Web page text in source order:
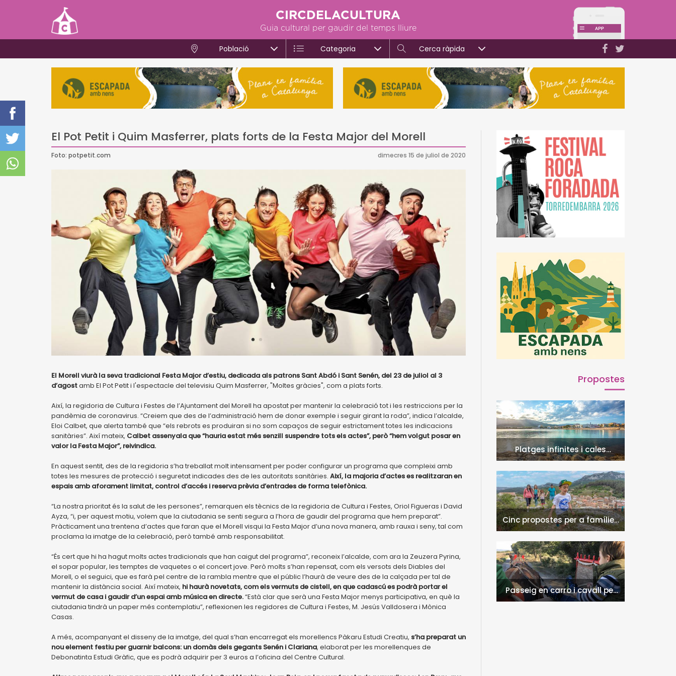
CIRCDELACULTURA
Guia cultural per gaudir del temps lliure
Població Categoria Cerca ràpida
El Pot Petit i Quim Masferrer, plats forts de la Festa Major del Morell
Foto: potpetit.com dimecres 15 de juliol de 2020
El Morell viurà la seva tradicional Festa Major d’estiu, dedicada als patrons Sant Abdó i Sant Senén, del 23 de juliol al 3
d’agostamb El Pot Petit i l'espectacle del televisiu Quim Masferrer, "Moltes gràcies", com a plats forts.
Així, la regidoria de Cultura i Festes de l’Ajuntament del Morell ha apostat per mantenir la celebració tot i les restriccions per la
pandèmia de coronavirus. “Creiem que des de l’administració hem de donar exemple i seguir girant la roda”, indica l’alcalde,
Eloi Calbet, que alerta també que “els rebrots es produiran si no som capaços de seguir estrictament totes les indicacions
sanitàries”. Així mateix, Calbet assenyala que “hauria estat més senzill suspendre tots els actes”, però “hem volgut posar en
valor la Festa Major”, reivindica.
En aquest sentit, des de la regidoria s’ha treballat molt intensament per poder configurar un programa que compleixi amb
totes les mesures de protecció i seguretat indicades des de les autoritats sanitàries. Així, la majoria d’actes es realitzaran en
espais amb aforament limitat, control d’accés i reserva prèvia d’entrades de forma telefònica.
“La nostra prioritat és la salut de les persones”, remarquen els tècnics de la regidoria de Cultura i Festes, Oriol Figueras i David
Ayza, “i, per aquest motiu, volem que la ciutadania se senti segura a l’hora de gaudir del programa que hem preparat”.
Pràcticament una trentena d’actes que faran que el Morell visqui la Festa Major d’una nova manera, amb rauxa i seny, tal com
proclama la imatge de la celebració, però també amb responsabilitat.
“És cert que hi ha hagut molts actes tradicionals que han caigut del programa”, reconeix l’alcalde, com ara la Zeuzera Pyrina,
el sopar popular, les temptes de vaquetes o el concert jove. Però molts s’han repensat, com els versots dels Diables del
Morell, o el seguici, que es farà pel centre de la rambla mentre que el públic l’haurà de veure des de la calçada per tal de
mantenir la distància social. Així mateix, hi haurà novetats, com els vermuts de cistell, en que cadascú es podrà portar el
vermut de casa i gaudir d’un espai amb música en directe.“Està clar que serà una Festa Major menys participativa, en què la
ciutadania tindrà un paper més contemplatiu”, reflexionen les regidores de Cultura i Festes, M. Jesús Valldosera i Mònica
Casas.
A més, acompanyant el disseny de la imatge, del qual s’han encarregat els morellencs Pàkaru Estudi Creatiu, s’ha preparat un
nou element festiu per guarnir balcons: un domàs dels gegants Senén i Clariana, elaborat per les morellenques de
Debonatinta Estudi Gràfic, que es podrà adquirir per 3 euros a l’oficina del Centre Cultural.
Propostes
Platges infinites i cales
naturals a l'Hospitalet de
l'Infant i la Vall de Llors
Cinc propostes per a famílies
a l'Hospitalet de l'Infant i la
Vall de Llors
Passeig en carro i cavall per
l'entorn de Nulles